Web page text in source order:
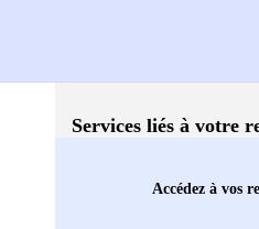
Services liés à votre
Accédez à vos